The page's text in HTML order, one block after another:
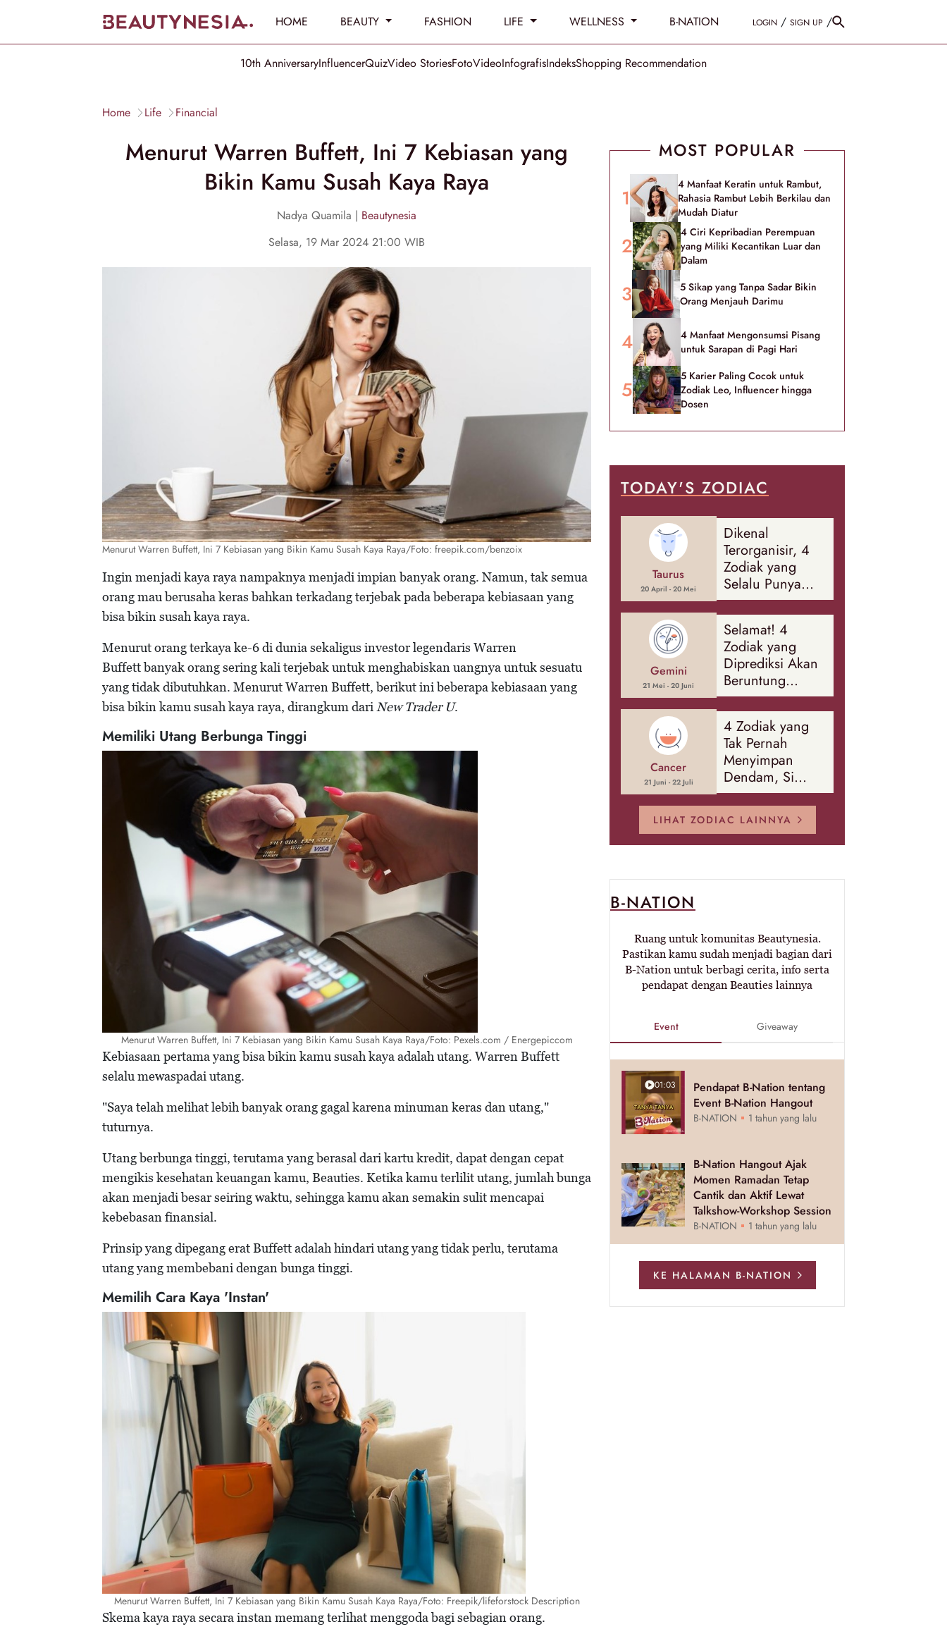
HOME BEAUTY FASHION LIFE WELLNESS B-NATION LOGIN / SIGN UP /
10th AnniversaryInfluencerQuizVideo StoriesFotoVideoInfografisIndeksShopping Recommendation
Home Life Financial
Menurut Warren Buffett, Ini 7 Kebiasan yang
Bikin Kamu Susah Kaya Raya
Nadya Quamila | Beautynesia
Selasa, 19 Mar 2024 21:00 WIB
Menurut Warren Buffett, Ini 7 Kebiasan yang Bikin Kamu Susah Kaya Raya/Foto: freepik.com/benzoix
Ingin menjadi kaya raya nampaknya menjadi impian banyak orang. Namun, tak semua
orang mau berusaha keras bahkan terkadang terjebak pada beberapa kebiasaan yang
bisa bikin susah kaya raya.
Menurut orang terkaya ke-6 di dunia sekaligus investor legendaris Warren
Buffett banyak orang sering kali terjebak untuk menghabiskan uangnya untuk sesuatu
yang tidak dibutuhkan. Menurut Warren Buffett, berikut ini beberapa kebiasaan yang
bisa bikin kamu susah kaya raya, dirangkum dariNew Trader U.
Memiliki Utang Berbunga Tinggi
Menurut Warren Buffett, Ini 7 Kebiasan yang Bikin Kamu Susah Kaya Raya/Foto: Pexels.com / Energepiccom
Kebiasaan pertama yang bisa bikin kamu susah kaya adalah utang. Warren Buffett
selalu mewaspadai utang.
"Saya telah melihat lebih banyak orang gagal karena minuman keras dan utang,"
tuturnya.
Utang berbunga tinggi, terutama yang berasal dari kartu kredit, dapat dengan cepat
mengikis kesehatan keuangan kamu, Beauties. Ketika kamu terlilit utang, jumlah bunga
akan menjadi besar seiring waktu, sehingga kamu akan semakin sulit mencapai
kebebasan finansial.
Prinsip yang dipegang erat Buffett adalah hindari utang yang tidak perlu, terutama
utang yang membebani dengan bunga tinggi.
Memilih Cara Kaya 'Instan'
Menurut Warren Buffett, Ini 7 Kebiasan yang Bikin Kamu Susah Kaya Raya/Foto: Freepik/lifeforstock Description
Skema kaya raya secara instan memang terlihat menggoda bagi sebagian orang.
MOST POPULAR
4 Manfaat Keratin untuk Rambut,
Rahasia Rambut Lebih Berkilau dan
Mudah Diatur
4 Ciri Kepribadian Perempuan
yang Miliki Kecantikan Luar dan
Dalam
5 Sikap yang Tanpa Sadar Bikin
Orang Menjauh Darimu
4 Manfaat Mengonsumsi Pisang
untuk Sarapan di Pagi Hari
5 Karier Paling Cocok untuk
Zodiak Leo, Influencer hingga
Dosen
TODAY'S ZODIAC
Taurus
20 April - 20 Mei
Dikenal
Terorganisir, 4
Zodiak yang
Selalu Punya
Rencana
Cadangan Soal
Banyak Hal
Gemini
21 Mei - 20 Juni
Selamat! 4
Zodiak yang
Diprediksi Akan
Beruntung
Sepanjang
Agustus 2026
Cancer
21 Juni - 22 Juli
4 Zodiak yang
Tak Pernah
Menyimpan
Dendam, Si
Paling Mudah
Memaafkan!
LIHAT ZODIAC LAINNYA
B-NATION
Ruang untuk komunitas Beautynesia.
Pastikan kamu sudah menjadi bagian dari
B-Nation untuk berbagi cerita, info serta
pendapat dengan Beauties lainnya
Event Giveaway
01:03
Pendapat B-Nation tentang
Event B-Nation Hangout
B-NATION 1 tahun yang lalu
B-Nation Hangout Ajak
Momen Ramadan Tetap
Cantik dan Aktif Lewat
Talkshow-Workshop Session
B-NATION 1 tahun yang lalu
KE HALAMAN B-NATION